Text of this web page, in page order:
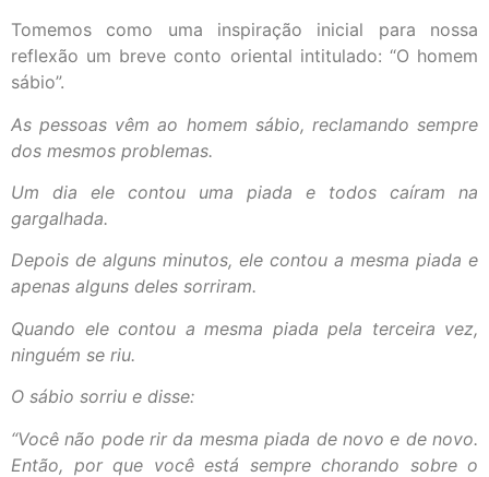
Tomemos como uma inspiração inicial para nossa
reflexão um breve conto oriental intitulado: “O homem
sábio”.
As pessoas vêm ao homem sábio, reclamando sempre
dos mesmos problemas.
Um dia ele contou uma piada e todos caíram na
gargalhada.
Depois de alguns minutos, ele contou a mesma piada e
apenas alguns deles sorriram.
Quando ele contou a mesma piada pela terceira vez,
ninguém se riu.
O sábio sorriu e disse:
“Você não pode rir da mesma piada de novo e de novo.
Então, por que você está sempre chorando sobre o